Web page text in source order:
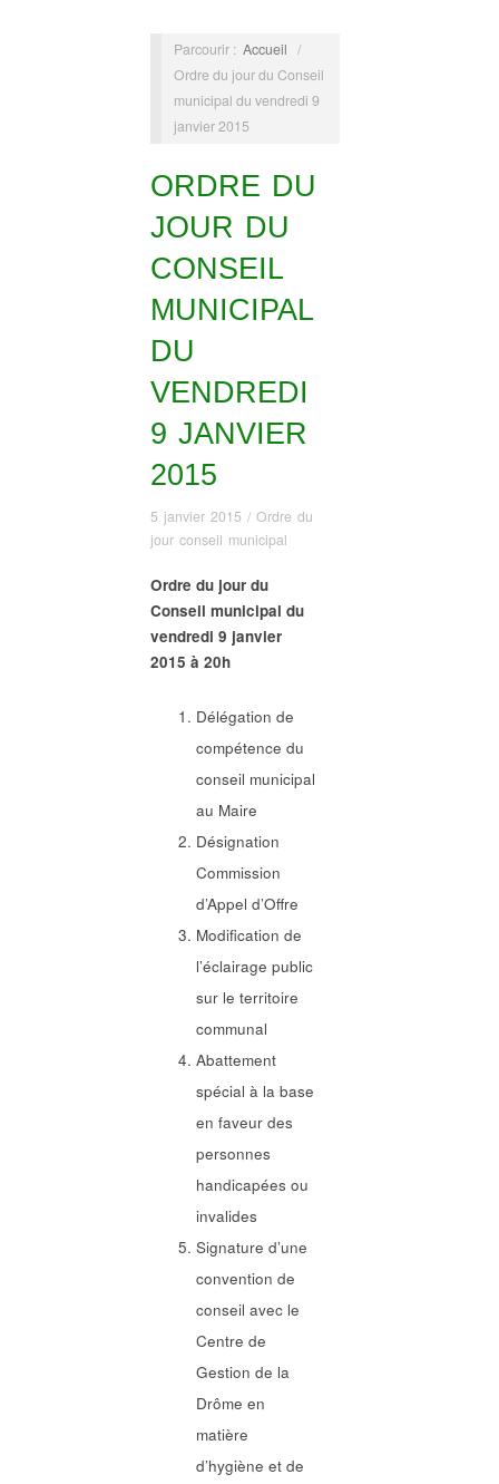
Parcourir : Accueil /
Ordre du jour du Conseil
municipal du vendredi 9
janvier 2015
ORDRE DU
JOUR DU
CONSEIL
MUNICIPAL
DU
VENDREDI
9 JANVIER
2015
5 janvier 2015 / Ordre du
jour conseil municipal
Ordre du jour du
Conseil municipal du
vendredi 9 janvier
2015 à 20h
Délégation de
compétence du
conseil municipal
au Maire
Désignation
Commission
d’Appel d’Offre
Modification de
l’éclairage public
sur le territoire
communal
Abattement
spécial à la base
en faveur des
personnes
handicapées ou
invalides
Signature d’une
convention de
conseil avec le
Centre de
Gestion de la
Drôme en
matière
d’hygiène et de